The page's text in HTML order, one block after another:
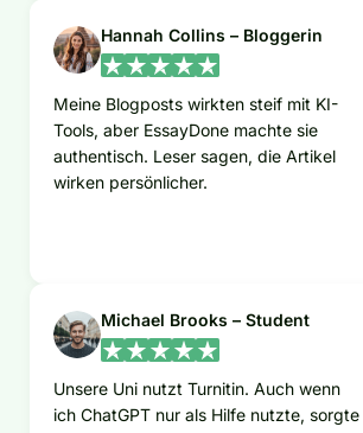
Hannah Collins – Bloggerin
Meine Blogposts wirkten steif mit KI-
Tools, aber EssayDone machte sie
authentisch. Leser sagen, die Artikel
wirken persönlicher.
Michael Brooks – Student
Unsere Uni nutzt Turnitin. Auch wenn
ich ChatGPT nur als Hilfe nutzte, sorgte